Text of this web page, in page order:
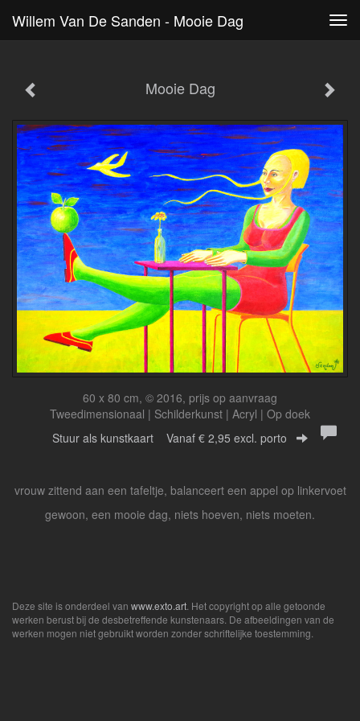
Willem Van De Sanden - Mooie Dag
Mooie Dag
60 x 80 cm, © 2016, prijs op aanvraag
Tweedimensionaal | Schilderkunst | Acryl | Op doek
Stuur als kunstkaart Vanaf € 2,95 excl. porto
vrouw zittend aan een tafeltje, balanceert een appel op linkervoet
gewoon, een mooie dag, niets hoeven, niets moeten.
Deze site is onderdeel van www.exto.art. Het copyright op alle getoonde
werken berust bij de desbetreffende kunstenaars. De afbeeldingen van de
werken mogen niet gebruikt worden zonder schriftelijke toestemming.